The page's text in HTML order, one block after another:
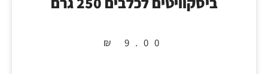
₪ 9.00